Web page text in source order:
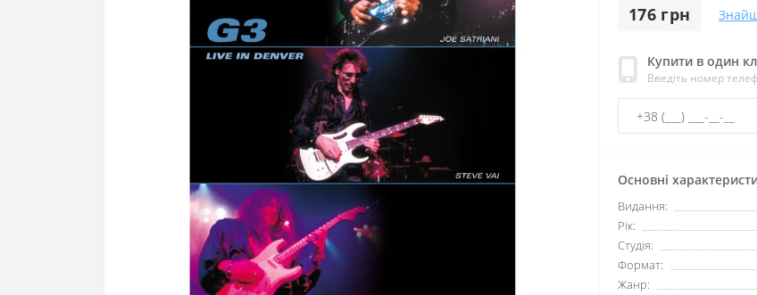
176 грн
Купити в один
Введіть номер
Основні
Видання:
Рік:
Студія:
Формат:
Жанр: